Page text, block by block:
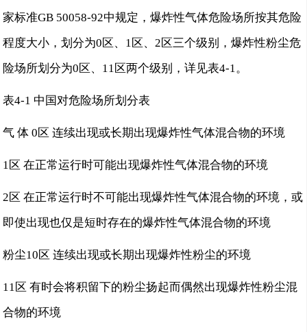
家标准GB 50058-92中规定，爆炸性气体危险场所按其危险
程度大小，划分为0区、1区、2区三个级别，爆炸性粉尘危
险场所划分为0区、11区两个级别，详见表4-1。
表4-1 中国对危险场所划分表
气 体 0区 连续出现或长期出现爆炸性气体混合物的环境
1区 在正常运行时可能出现爆炸性气体混合物的环境
2区 在正常运行时不可能出现爆炸性气体混合物的环境，或
即使出现也仅是短时存在的爆炸性气体混合物的环境
粉尘10区 连续出现或长期出现爆炸性粉尘的环境
11区 有时会将积留下的粉尘扬起而偶然出现爆炸性粉尘混
合物的环境